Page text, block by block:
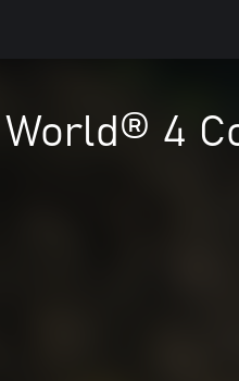
4